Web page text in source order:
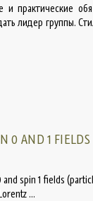
и практические
лидер группы.
0 AND 1 FIELDS
spin 1 fields
...